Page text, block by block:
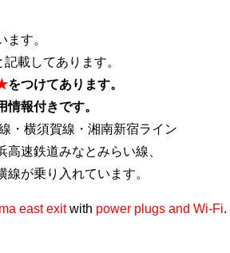
ます。
記載してあります。
をつけてあります。
報付きです。
・横須賀線・湘南新宿ライン
速鉄道みなとみらい線、
が乗り入れています。
east exitwith power plugs and Wi-Fi.